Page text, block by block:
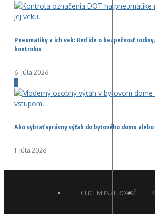
Pneumatiky a ich vek: Keď ide o bezpečnosť
kontrolou
6. júla 2026
3
Ako vybrať správny výťah do bytového domu
1. júla 2026
CHCEM INZEROVAŤ